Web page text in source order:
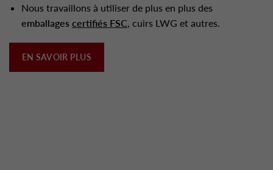
Nous travaillons à utiliser de plus en plus des
emballages certifiés FSC, cuirs LWG et autres.
EN SAVOIR PLUS